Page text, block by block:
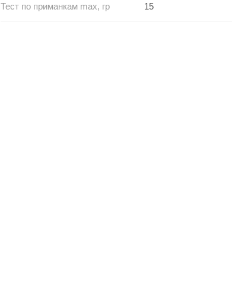
Тест по приманкам max, гр 15